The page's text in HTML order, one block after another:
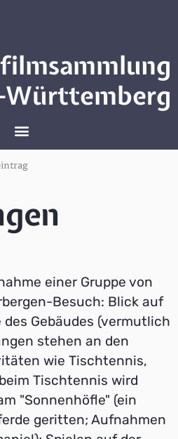
Württemberg
einer Gruppe von
Besuch: Blick auf
Gebäudes (vermutlich
stehen an den
wie Tischtennis,
Tischtennis wird
"Sonnenhöfle" (ein
geritten; Aufnahmen